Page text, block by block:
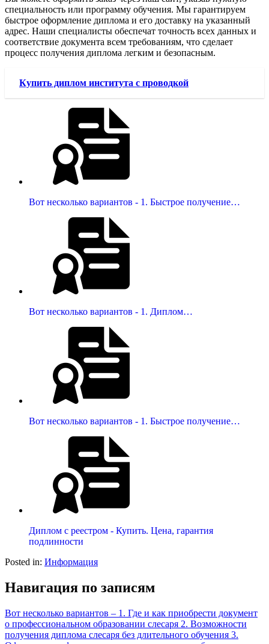
специальность или программу обучения. Мы гарантируем
быстрое оформление диплома и его доставку на указанный
адрес. Наши специалисты обеспечат точность всех данных и
соответствие документа всем требованиям, что сделает
процесс получения диплома легким и безопасным.
Купить диплом института с проводкой
Вот несколько вариантов - 1. Быстрое получение…
Вот несколько вариантов - 1. Диплом…
Вот несколько вариантов - 1. Быстрое получение…
Диплом с реестром - Купить. Цена, гарантия
подлинности
Posted in: Информация
Навигация по записям
Вот несколько вариантов – 1. Где и как приобрести документ
о профессиональном образовании слесаря 2. Возможности
получения диплома слесаря без длительного обучения 3.